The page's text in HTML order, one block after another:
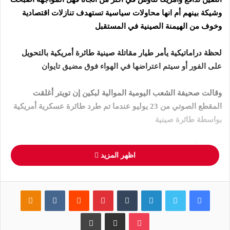
وشيكة بينهم أم انها محاولات سياسية تستهدف تنازلات اقتصادية
وخوف من الهيمنة الصينية في المستقبل
لحظة دراماتيكية يأمر طيار مقاتلة صينية طائرة أمريكية بالتحويل
على الفور أو سيتم اعتراضها في الهواء فوق مضيق تايوان
وقالت صحيفة الشعب اليومية الموالية لبكين إن تويتر أغلقت
المقطع الصوتي من 23 يوليو عندما تم طرد طائرة عسكرية أمريكية
بواسطة طائرة صينية
صعدت آلة الدعاية في بكين الهجمات على واشنطن في الأسابيع
الأخيرة وسط تصاعد التوترات مع الولايات المتحدة وحلفائها حول
قالت الولايات المتحدة إنها سترفض كل مزاعم الصين تقريبا في
المياه المتنازع عليها
اظهر المزيد
فيسبوك تويتر لينكدإن ‏Tumblr بينتيريست
‏Reddit
‏VKontakte
بوكيت مشاركة عبر البريد طباعة